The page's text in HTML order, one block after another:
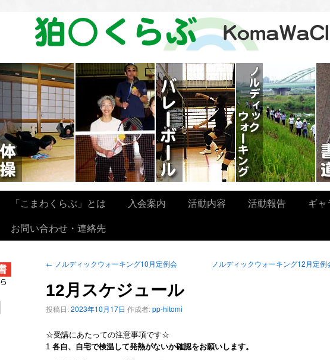
「こまわくらぶ」とは 入会案内 活動内容 活動報告
ギャ
お問い合わせ・連絡先
← ノルディックウォーキング10月定例会 ノルディックウォーキング12月定
12月スケジュール
投稿日:2023年10月17日 作成者:pp-hitomi
☆受講にあたっての注意事項です☆
1 各自、自宅で検温して発熱がないか確認をお願いします。